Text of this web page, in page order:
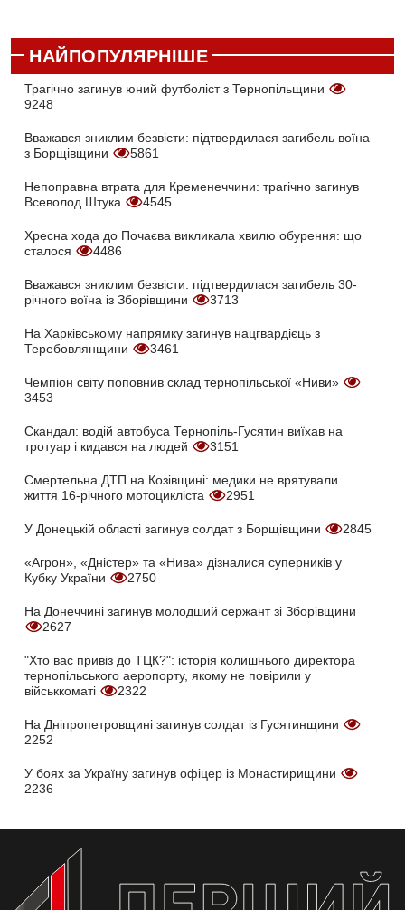
НАЙПОПУЛЯРНІШЕ
Трагічно загинув юний футболіст з Тернопільщини
9248
Вважався зниклим безвісти: підтвердилася загибель воїна
з Борщівщини
5861
Непоправна втрата для Кременеччини: трагічно загинув
Всеволод Штука
4545
Хресна хода до Почаєва викликала хвилю обурення: що
сталося
4486
Вважався зниклим безвісти: підтвердилася загибель 30-
річного воїна із Зборівщини
3713
На Харківському напрямку загинув нацгвардієць з
Теребовлянщини
3461
Чемпіон світу поповнив склад тернопільської «Ниви»
3453
Скандал: водій автобуса Тернопіль-Гусятин виїхав на
тротуар і кидався на людей
3151
Смертельна ДТП на Козівщині: медики не врятували
життя 16-річного мотоцикліста
2951
У Донецькій області загинув солдат з Борщівщини 2845
«Агрон», «Дністер» та «Нива» дізналися суперників у
Кубку України
2750
На Донеччині загинув молодший сержант зі Зборівщини
2627
"Хто вас привіз до ТЦК?": історія колишнього директора
тернопільського аеропорту, якому не повірили у
військкоматі
2322
На Дніпропетровщині загинув солдат із Гусятинщини
2252
У боях за Україну загинув офіцер із Монастирищини
2236